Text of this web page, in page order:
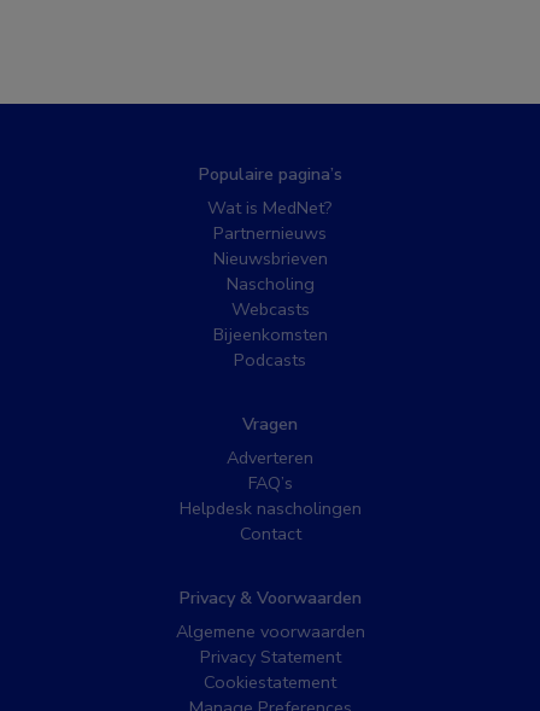
Populaire pagina’s
Wat is MedNet?
Partnernieuws
Nieuwsbrieven
Nascholing
Webcasts
Bijeenkomsten
Podcasts
Vragen
Adverteren
FAQ’s
Helpdesk nascholingen
Contact
Privacy & Voorwaarden
Algemene voorwaarden
Privacy Statement
Cookiestatement